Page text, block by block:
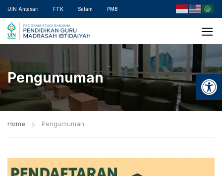
UIN Antasari FTK Salam PMB
Pengumuman
Home Pengumuman